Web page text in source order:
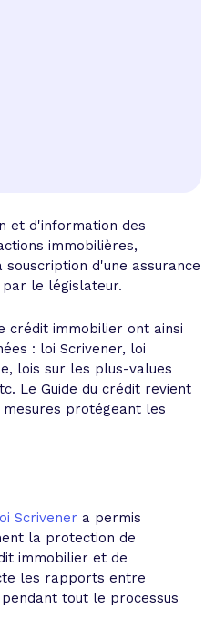
et d'information des
immobilières,
d'une assurance
le législateur.
crédit immobilier ont ainsi
: loi Scrivener, loi
lois sur les plus-values
Le Guide du crédit revient
protégeant les
Scrivener a permis
la protection de
immobilier et de
les rapports entre
tout le processus